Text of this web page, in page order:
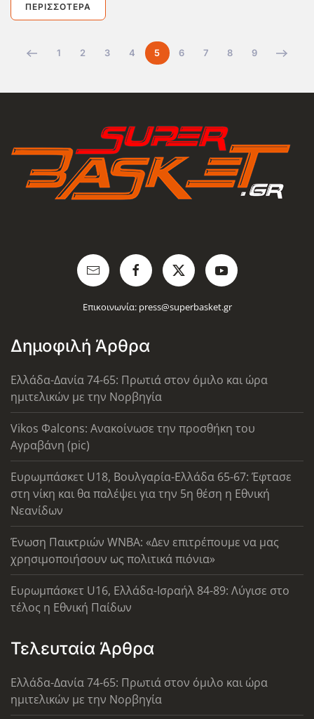
ΠΕΡΙΣΣΌΤΕΡΑ
1 2 3 4 5 6 7 8 9
Επικοινωνία: press@superbasket.gr
Δημοφιλή Άρθρα
Ελλάδα-Δανία 74-65: Πρωτιά στον όμιλο και ώρα
ημιτελικών με την Νορβηγία
Vikos Φalcons: Ανακοίνωσε την προσθήκη του
Αγραβάνη (pic)
Ευρωμπάσκετ U18, Βουλγαρία-Ελλάδα 65-67: Έφτασε
στη νίκη και θα παλέψει για την 5η θέση η Εθνική
Νεανίδων
Ένωση Παικτριών WNBA: «Δεν επιτρέπουμε να μας
χρησιμοποιήσουν ως πολιτικά πιόνια»
Ευρωμπάσκετ U16, Ελλάδα-Ισραήλ 84-89: Λύγισε στο
τέλος η Εθνική Παίδων
Τελευταία Άρθρα
Ελλάδα-Δανία 74-65: Πρωτιά στον όμιλο και ώρα
ημιτελικών με την Νορβηγία